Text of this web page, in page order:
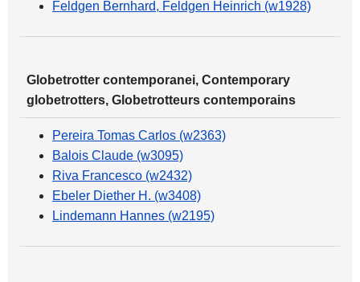
Feldgen Bernhard, Feldgen Heinrich (w1928)
Globetrotter contemporanei, Contemporary
globetrotters, Globetrotteurs contemporains
Pereira Tomas Carlos (w2363)
Balois Claude (w3095)
Riva Francesco (w2432)
Ebeler Diether H. (w3408)
Lindemann Hannes (w2195)